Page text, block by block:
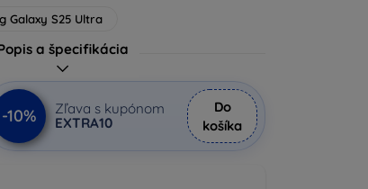
Galaxy S25 Ultra
a špecifikácia
-10%
Zľava s kupónom
EXTRA10
Do
košíka